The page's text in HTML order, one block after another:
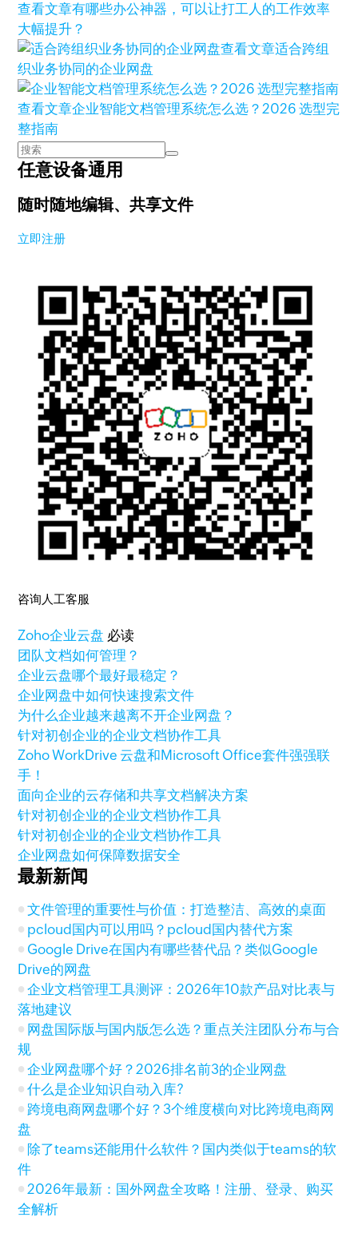
查看文章有哪些办公神器，可以让打工人的工作效率
大幅提升？
查看文章适合跨组
织业务协同的企业网盘
查看文章企业智能文档管理系统怎么选？2026 选型完
整指南
任意设备通用
随时随地编辑、共享文件
立即注册
咨询人工客服
Zoho企业云盘 必读
团队文档如何管理？
企业云盘哪个最好最稳定？
企业网盘中如何快速搜索文件
为什么企业越来越离不开企业网盘？
针对初创企业的企业文档协作工具
Zoho WorkDrive 云盘和Microsoft Office套件强强联
手！
面向企业的云存储和共享文档解决方案
针对初创企业的企业文档协作工具
针对初创企业的企业文档协作工具
企业网盘如何保障数据安全
最新新闻
文件管理的重要性与价值：打造整洁、高效的桌面
pcloud国内可以用吗？pcloud国内替代方案
Google Drive在国内有哪些替代品？类似Google
Drive的网盘
企业文档管理工具测评：2026年10款产品对比表与
落地建议
网盘国际版与国内版怎么选？重点关注团队分布与合
规
企业网盘哪个好？2026排名前3的企业网盘
什么是企业知识自动入库?
跨境电商网盘哪个好？3个维度横向对比跨境电商网
盘
除了teams还能用什么软件？国内类似于teams的软
件
2026年最新：国外网盘全攻略！注册、登录、购买
全解析